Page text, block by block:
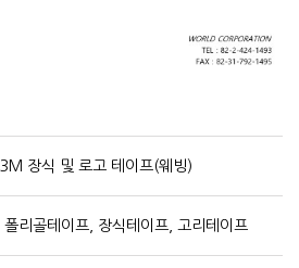
3M 장식 및 로고 테이프(웨빙)
폴리골테이프, 장식테이프, 고리테이프